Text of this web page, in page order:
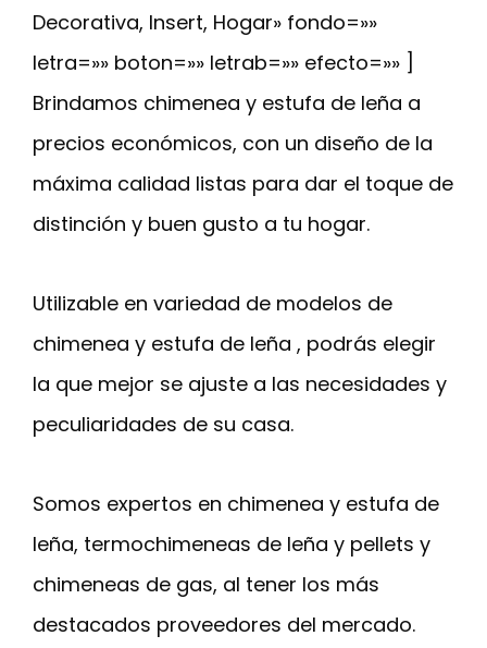
Decorativa, Insert, Hogar» fondo=»»
letra=»» boton=»» letrab=»» efecto=»» ]
Brindamos chimenea y estufa de leña a
precios económicos, con un diseño de la
máxima calidad listas para dar el toque de
distinción y buen gusto a tu hogar.
Utilizable en variedad de modelos de
chimenea y estufa de leña , podrás elegir
la que mejor se ajuste a las necesidades y
peculiaridades de su casa.
Somos expertos en chimenea y estufa de
leña, termochimeneas de leña y pellets y
chimeneas de gas, al tener los más
destacados proveedores del mercado.